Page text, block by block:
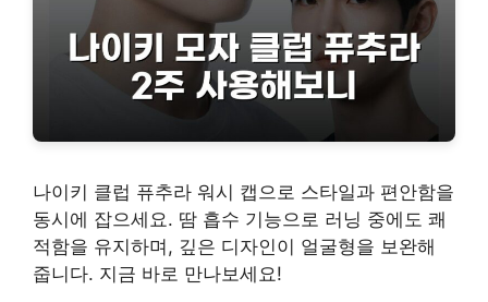
나이키 클럽 퓨추라 워시 캡으로 스타일과 편안함을
동시에 잡으세요. 땀 흡수 기능으로 러닝 중에도 쾌
적함을 유지하며, 깊은 디자인이 얼굴형을 보완해
줍니다. 지금 바로 만나보세요!